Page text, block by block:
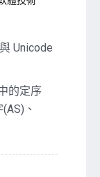
Unicode
的定序
、